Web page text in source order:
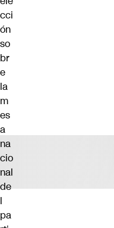
cci
ón
so
br
e
la
m
es
a
na
cio
nal
de
l
pa